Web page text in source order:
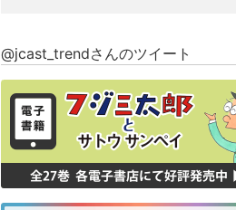
@jcast_trendさんのツイート